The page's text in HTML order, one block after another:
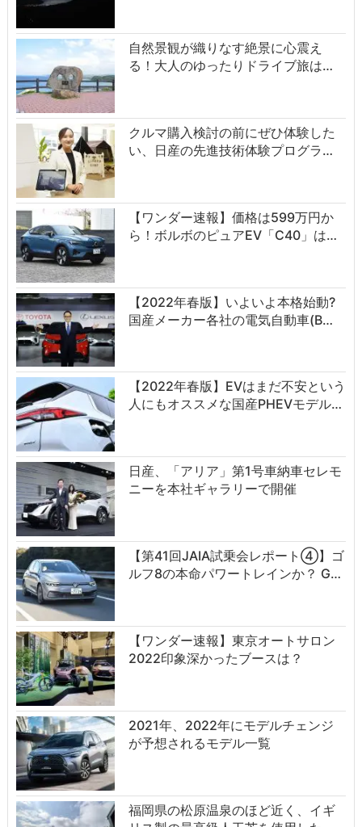
自然景観が織りなす絶景に心震え
る！大人のゆったりドライブ旅は…
クルマ購入検討の前にぜひ体験した
い、日産の先進技術体験プログラ…
【ワンダー速報】価格は599万円か
ら！ボルボのピュアEV「C40」は…
【2022年春版】いよいよ本格始動?
国産メーカー各社の電気自動車(B…
【2022年春版】EVはまだ不安という
人にもオススメな国産PHEVモデル…
日産、「アリア」第1号車納車セレモ
ニーを本社ギャラリーで開催
【第41回JAIA試乗会レポート④】ゴ
ルフ8の本命パワートレインか？ G…
【ワンダー速報】東京オートサロン
2022印象深かったブースは？
2021年、2022年にモデルチェンジ
が予想されるモデル一覧
福岡県の松原温泉のほど近く、イギ